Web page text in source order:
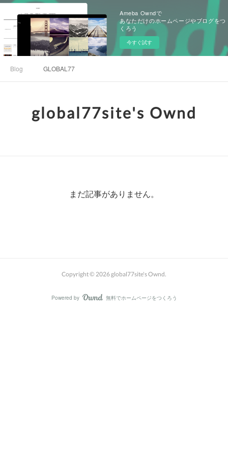
Ameba Owndで
あなただけのホームページやブログをつ
くろう
今すぐ試す
Blog GLOBAL77
global77site's Ownd
まだ記事がありません。
Copyright © 2026global77site's Ownd.
Powered by AmebaOwnd
無料でホームページをつくろう